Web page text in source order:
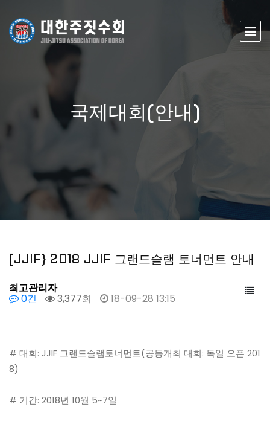
국제대회(안내)
[JJIF} 2018 JJIF 그랜드슬램 토너먼트 안내
최고관리자
0건 3,377회 18-09-28 13:15
# 대회: JJIF 그랜드슬램토너먼트(공동개최 대회: 독일 오픈 201
8)
# 기간: 2018년 10월 5~7일